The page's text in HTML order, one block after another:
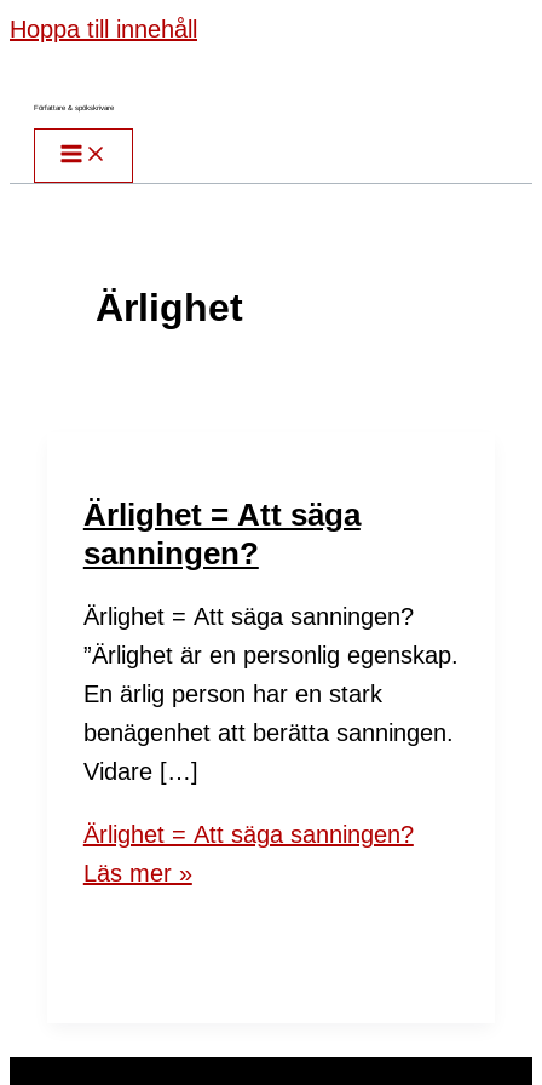
Hoppa till innehåll
Författare & spökskrivare
Ärlighet
Ärlighet = Att säga
sanningen?
Ärlighet = Att säga sanningen?
”Ärlighet är en personlig egenskap.
En ärlig person har en stark
benägenhet att berätta sanningen.
Vidare […]
Ärlighet = Att säga sanningen?
Läs mer »